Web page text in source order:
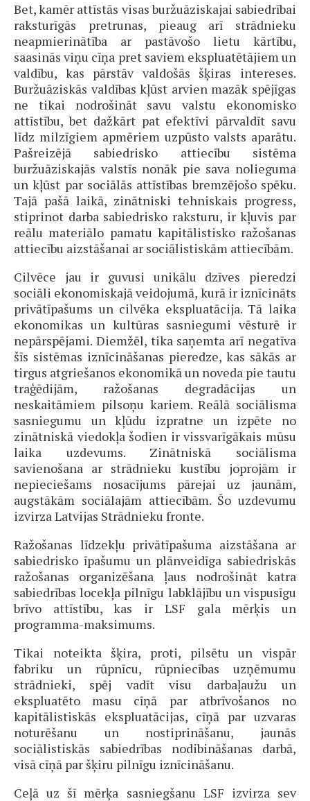
Bet, kamēr attīstās visas buržuāziskajai sabiedrībai
raksturīgās pretrunas, pieaug arī strādnieku
neapmierinātība ar pastāvošo lietu kārtību,
saasinās viņu cīņa pret saviem ekspluatētājiem un
valdību, kas pārstāv valdošās šķiras intereses.
Buržuāziskās valdības kļūst arvien mazāk spējīgas
ne tikai nodrošināt savu valstu ekonomisko
attīstību, bet dažkārt pat efektīvi pārvaldīt savu
līdz milzīgiem apmēriem uzpūsto valsts aparātu.
Pašreizējā sabiedrisko attiecību sistēma
buržuāziskajās valstīs nonāk pie sava nolieguma
un kļūst par sociālās attīstības bremzējošo spēku.
Tajā pašā laikā, zinātniski tehniskais progress,
stiprinot darba sabiedrisko raksturu, ir kļuvis par
reālu materiālo pamatu kapitālistisko ražošanas
attiecību aizstāšanai ar sociālistiskām attiecībām.
Cilvēce jau ir guvusi unikālu dzīves pieredzi
sociāli ekonomiskajā veidojumā, kurā ir iznīcināts
privātīpašums un cilvēka ekspluatācija. Tā laika
ekonomikas un kultūras sasniegumi vēsturē ir
nepārspējami. Diemžēl, tika saņemta arī negatīva
šīs sistēmas iznīcināšanas pieredze, kas sākās ar
tirgus atgriešanos ekonomikā un noveda pie tautu
traģēdijām, ražošanas degradācijas un
neskaitāmiem pilsoņu kariem. Reālā sociālisma
sasniegumu un kļūdu izpratne un izpēte no
zinātniskā viedokļa šodien ir vissvarīgākais mūsu
laika uzdevums. Zinātniskā sociālisma
savienošana ar strādnieku kustību joprojām ir
nepieciešams nosacījums pārejai uz jaunām,
augstākām sociālajām attiecībām. Šo uzdevumu
izvirza Latvijas Strādnieku fronte.
Ražošanas līdzekļu privātīpašuma aizstāšana ar
sabiedrisko īpašumu un plānveidīga sabiedriskās
ražošanas organizēšana ļaus nodrošināt katra
sabiedrības locekļa pilnīgu labklājību un vispusīgu
brīvo attīstību, kas ir LSF gala mērķis un
programma-maksimums.
Tikai noteikta šķira, proti, pilsētu un vispār
fabriku un rūpnīcu, rūpniecības uzņēmumu
strādnieki, spēj vadīt visu darbaļaužu un
ekspluatēto masu cīņā par atbrīvošanos no
kapitālistiskās ekspluatācijas, cīņā par uzvaras
noturēšanu un nostiprināšanu, jaunās
sociālistiskās sabiedrības nodibināšanas darbā,
visā cīņā par šķiru pilnīgu iznīcināšanu.
Ceļā uz šī mērķa sasniegšanu LSF izvirza sev